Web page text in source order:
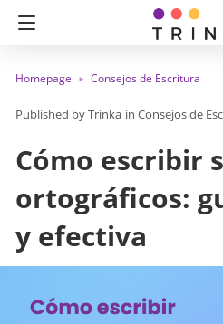
Homepage Consejos de Escritura
Trinka in Consejos de
Cómo escribir
ortográficos:
y efectiva